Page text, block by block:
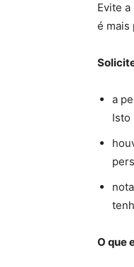
Evite
é mais
a
Isto
O que